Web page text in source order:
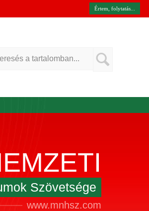
Értem, folytatás...
Szövetsége
www.mnhsz.com